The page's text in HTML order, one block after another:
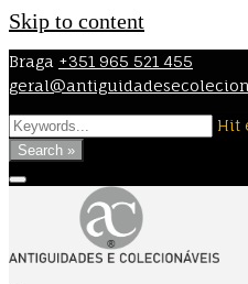
Skip to content
Braga +351 965 521 455
Hit
Search »